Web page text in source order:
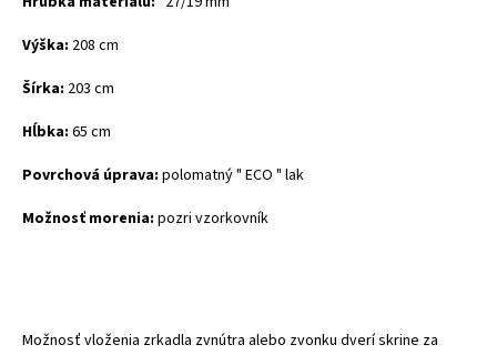
Výška: 208 cm
Šírka: 203 cm
Hĺbka: 65 cm
Povrchová úprava: polomatný " ECO " lak
Možnosť morenia: pozri vzorkovník
Možnosť vloženia zrkadla zvnútra alebo zvonku dverí skrine za